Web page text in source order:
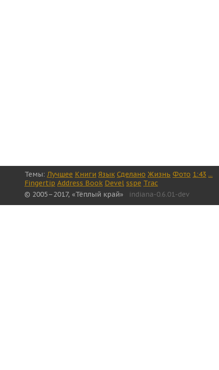
Темы: Лучшее Книги Язык Сделано Жизнь Фото 1:43 ...
Fingertip Address Book Devel sspe Trac
© 2005–2017, «Тёплый край»
indiana-0.6.01-dev